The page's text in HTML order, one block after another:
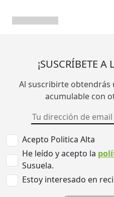
¡SUSCRÍBETE A
Al suscribirte obtendrás
acumulable con
Acepto Politica Alta
He leído y acepto la
Susuela.
Estoy interesado en